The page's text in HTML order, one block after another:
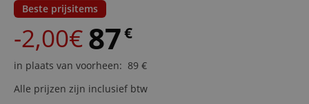
Beste prijsitems
-2,00€87€
in plaats van voorheen: 89 €
Alle prijzen zijn inclusief btw